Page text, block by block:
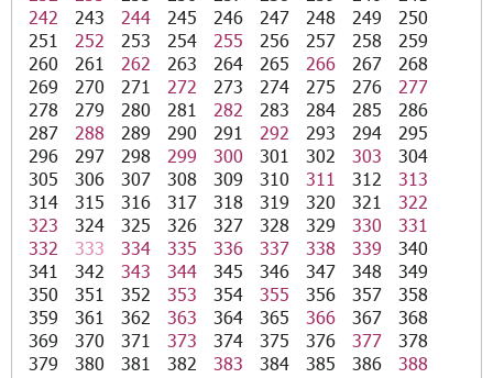
242
243 244 245 246 247 248 249
250
251
252 253 254 255 256 257 258
259
260
261 262 263 264 265 266 267
268
269
270 271 272 273 274 275 276
277
278
279 280 281 282 283 284 285
286
287
288 289 290 291 292 293 294
295
296
297 298 299 300 301 302 303
304
305
306 307 308 309 310 311 312
313
314
315 316 317 318 319 320 321
322
323
324 325 326 327 328 329 330
331
332
333 334 335 336 337 338 339
340
341
342 343 344 345 346 347 348
349
350
351 352 353 354 355 356 357
358
359
361 362 363 364 365 366 367
368
369
370 371 373 374 375 376 377
378
379
380 381 382 383 384 385 386
388